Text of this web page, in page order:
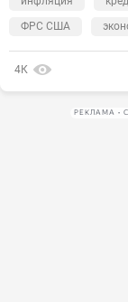
ФРС США
4К
РЕКЛАМА •